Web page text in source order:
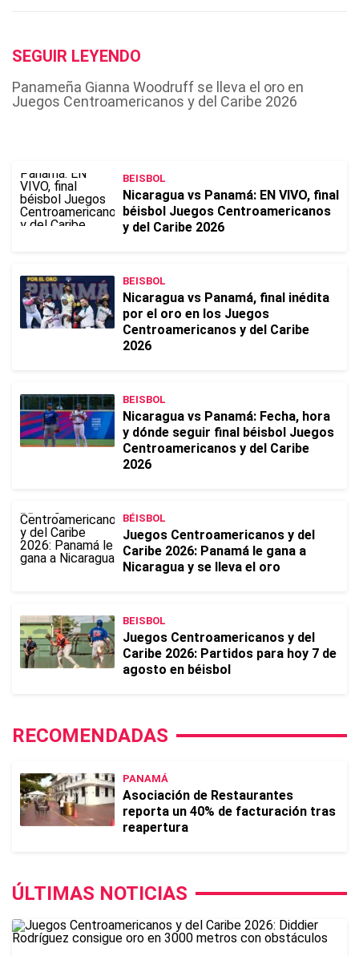
SEGUIR LEYENDO
Panameña Gianna Woodruff se lleva el oro en
Juegos Centroamericanos y del Caribe 2026
BEISBOL
Nicaragua vs Panamá: EN VIVO, final
béisbol Juegos Centroamericanos
y del Caribe 2026
BEISBOL
Nicaragua vs Panamá, final inédita
por el oro en los Juegos
Centroamericanos y del Caribe
2026
BEISBOL
Nicaragua vs Panamá: Fecha, hora
y dónde seguir final béisbol Juegos
Centroamericanos y del Caribe
2026
BÉISBOL
Juegos Centroamericanos y del
Caribe 2026: Panamá le gana a
Nicaragua y se lleva el oro
BEISBOL
Juegos Centroamericanos y del
Caribe 2026: Partidos para hoy 7 de
agosto en béisbol
RECOMENDADAS
PANAMÁ
Asociación de Restaurantes
reporta un 40% de facturación tras
reapertura
ÚLTIMAS NOTICIAS